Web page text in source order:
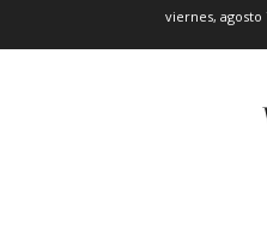
viernes, agosto